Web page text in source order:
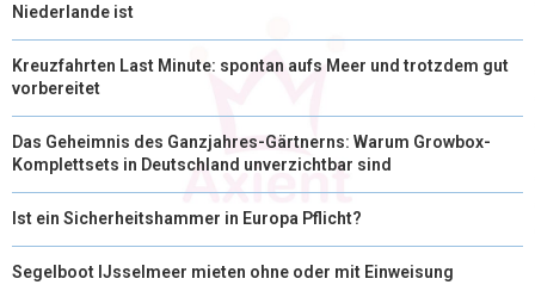
Niederlande ist
Kreuzfahrten Last Minute: spontan aufs Meer und trotzdem gut
vorbereitet
Das Geheimnis des Ganzjahres-Gärtnerns: Warum Growbox-
Komplettsets in Deutschland unverzichtbar sind
Ist ein Sicherheitshammer in Europa Pflicht?
Segelboot IJsselmeer mieten ohne oder mit Einweisung